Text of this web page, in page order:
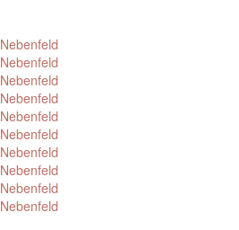
Nebenfeld
Nebenfeld
Nebenfeld
Nebenfeld
Nebenfeld
Nebenfeld
Nebenfeld
Nebenfeld
Nebenfeld
Nebenfeld